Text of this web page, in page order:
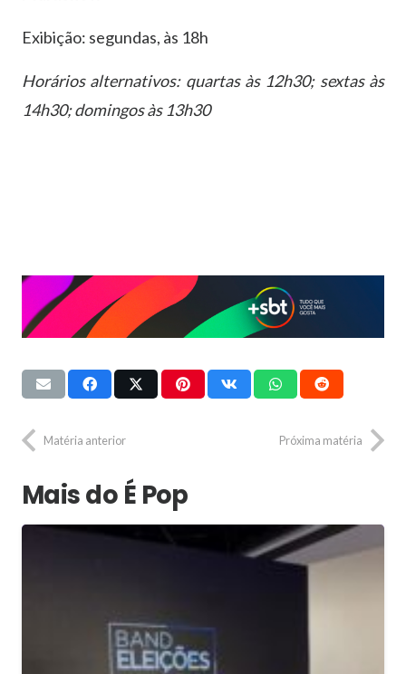
Exibição: segundas, às 18h
Horários alternativos: quartas às 12h30; sextas às
14h30; domingos às 13h30
Matéria anterior Próxima matéria
Mais do É Pop